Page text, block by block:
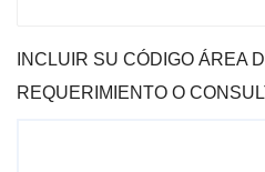
INCLUIR SU CÓDIGO ÁREA
REQUERIMIENTO O